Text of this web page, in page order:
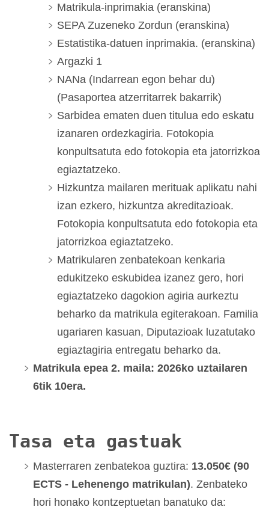
Matrikula-inprimakia (eranskina)
SEPA Zuzeneko Zordun (eranskina)
Estatistika-datuen inprimakia. (eranskina)
Argazki 1
NANa (Indarrean egon behar du)
(Pasaportea atzerritarrek bakarrik)
Sarbidea ematen duen titulua edo eskatu
izanaren ordezkagiria. Fotokopia
konpultsatuta edo fotokopia eta jatorrizkoa
egiaztatzeko.
Hizkuntza mailaren merituak aplikatu nahi
izan ezkero, hizkuntza akreditazioak.
Fotokopia konpultsatuta edo fotokopia eta
jatorrizkoa egiaztatzeko.
Matrikularen zenbatekoan kenkaria
edukitzeko eskubidea izanez gero, hori
egiaztatzeko dagokion agiria aurkeztu
beharko da matrikula egiterakoan. Familia
ugariaren kasuan, Diputazioak luzatutako
egiaztagiria entregatu beharko da.
Matrikula epea 2. maila: 2026ko uztailaren
6tik 10era.
Tasa eta gastuak
Masterraren zenbatekoa guztira: 13.050€ (90
ECTS - Lehenengo matrikulan). Zenbateko
hori honako kontzeptuetan banatuko da: